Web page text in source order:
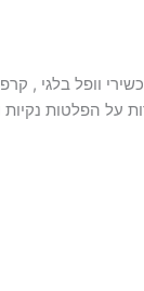
וופל בלגי ,
ומאריכות את חיי